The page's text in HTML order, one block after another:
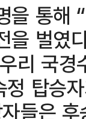
을 통해
을 벌였
리 국
탑승
들은